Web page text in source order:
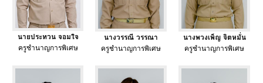
นายประทวน จอมใจ
ครูชำนาญการพิเศษ
นางวรรณี วรรณา
ครูชำนาญการพิเศษ
นางพวงเพ็ญ จิตหมั่น
ครูชำนาญการพิเศษ